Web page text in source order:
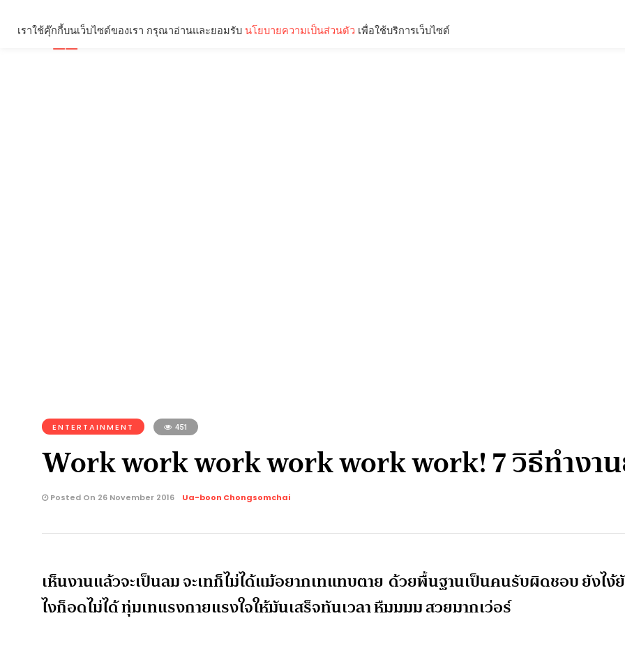
ENTERTAINMENT 451
Work work work work work work! 7 วิธีทำงาน
Posted On 26 November 2016 Ua-boon Chongsomchai
เห็นงานแล้วจะเป็นลม จะเทก็ไม่ได้แม้อยากเทแทบตาย ด้วยพื้นฐานเป็นคนรับผิดชอบ ยังไง้
ไงก็อดไม่ได้ ทุ่มเทแรงกายแรงใจให้มันเสร็จทันเวลา หืมมมม สวยมากเว่อร์
เราใช้คุ๊กกี้บนเว็บไซต์ของเรา กรุณาอ่านและยอมรับ นโยบายความเป็นส่วนตัว เพื่อใช้บริการเว็บไซต์